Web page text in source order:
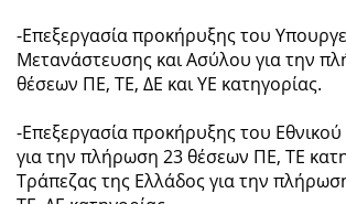
-Επεξεργασία προκήρυξης του
Μετανάστευσης και Ασύλου για την
θέσεων ΠΕ, ΤΕ, ΔΕ και ΥΕ κατηγορίας.
-Επεξεργασία προκήρυξης του
για την πλήρωση 23 θέσεων ΠΕ, ΤΕ
Τράπεζας της Ελλάδος για την